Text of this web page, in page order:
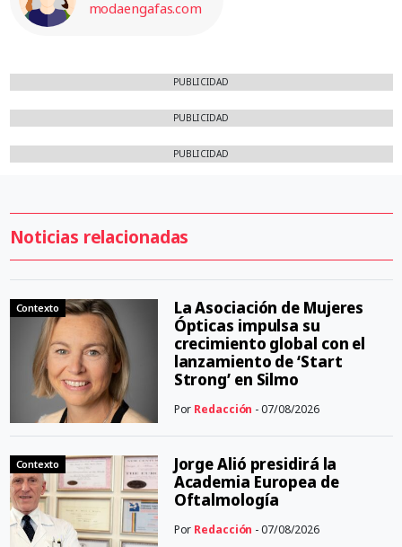
modaengafas.com
PUBLICIDAD
PUBLICIDAD
PUBLICIDAD
Noticias relacionadas
Contexto
La Asociación de Mujeres
Ópticas impulsa su
crecimiento global con el
lanzamiento de ‘Start
Strong’ en Silmo
Por Redacción - 07/08/2026
Contexto
Jorge Alió presidirá la
Academia Europea de
Oftalmología
Por Redacción - 07/08/2026